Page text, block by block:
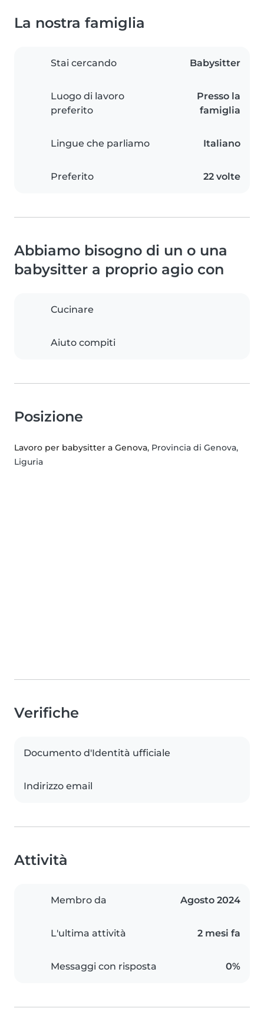
La nostra famiglia
Stai cercando Babysitter
Luogo di lavoro
preferito
Presso la
famiglia
Lingue che parliamo Italiano
Preferito 22 volte
Abbiamo bisogno di un o una
babysitter a proprio agio con
Cucinare
Aiuto compiti
Posizione
Lavoro per babysitter a Genova, Provincia di Genova,
Liguria
Verifiche
Documento d'Identità ufficiale
Indirizzo email
Attività
Membro da Agosto 2024
L'ultima attività 2 mesi fa
Messaggi con risposta 0%